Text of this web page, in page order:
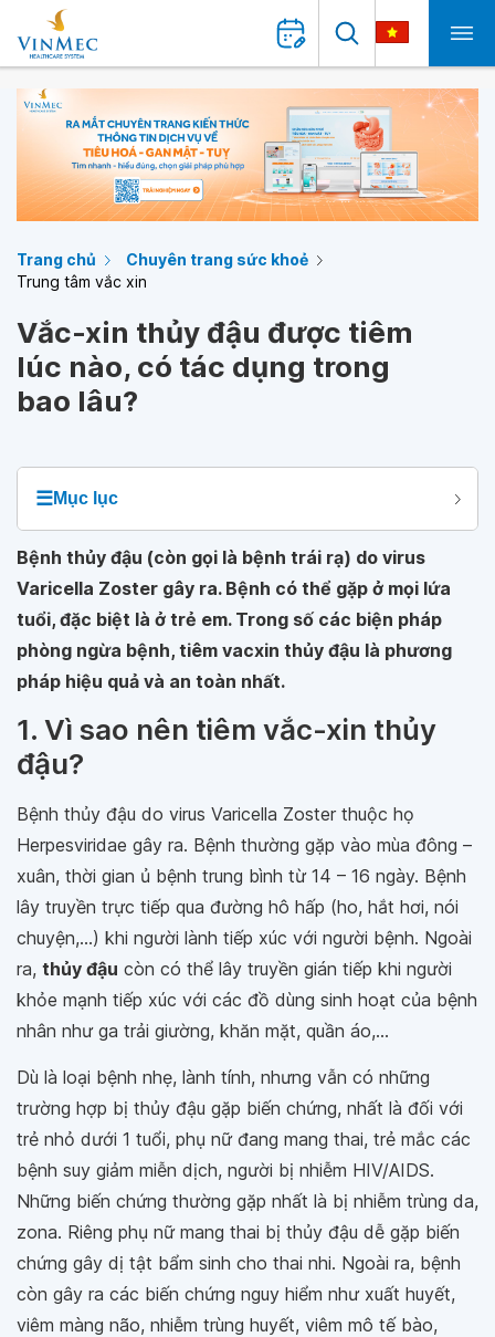
Trang chủ
Chuyên trang sức khoẻ
Trung tâm vắc xin
Vắc-xin thủy đậu được tiêm
lúc nào, có tác dụng trong
bao lâu?
☰Mục lục
Bệnh thủy đậu (còn gọi là bệnh trái rạ) do virus
Varicella Zoster gây ra. Bệnh có thể gặp ở mọi lứa
tuổi, đặc biệt là ở trẻ em. Trong số các biện pháp
phòng ngừa bệnh, tiêm vacxin thủy đậu là phương
pháp hiệu quả và an toàn nhất.
1. Vì sao nên tiêm vắc-xin thủy
đậu?
Bệnh thủy đậu do virus Varicella Zoster thuộc họ
Herpesviridae gây ra. Bệnh thường gặp vào mùa đông –
xuân, thời gian ủ bệnh trung bình từ 14 – 16 ngày. Bệnh
lây truyền trực tiếp qua đường hô hấp (ho, hắt hơi, nói
chuyện,...) khi người lành tiếp xúc với người bệnh. Ngoài
ra, thủy đậu còn có thể lây truyền gián tiếp khi người
khỏe mạnh tiếp xúc với các đồ dùng sinh hoạt của bệnh
nhân như ga trải giường, khăn mặt, quần áo,...
Dù là loại bệnh nhẹ, lành tính, nhưng vẫn có những
trường hợp bị thủy đậu gặp biến chứng, nhất là đối với
trẻ nhỏ dưới 1 tuổi, phụ nữ đang mang thai, trẻ mắc các
bệnh suy giảm miễn dịch, người bị nhiễm HIV/AIDS.
Những biến chứng thường gặp nhất là bị nhiễm trùng da,
zona. Riêng phụ nữ mang thai bị thủy đậu dễ gặp biến
chứng gây dị tật bẩm sinh cho thai nhi. Ngoài ra, bệnh
còn gây ra các biến chứng nguy hiểm như xuất huyết,
viêm màng não, nhiễm trùng huyết, viêm mô tế bào,